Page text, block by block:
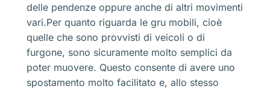
delle pendenze oppure anche di altri movimenti
vari.Per quanto riguarda le gru mobili, cioè
quelle che sono provvisti di veicoli o di
furgone, sono sicuramente molto semplici da
poter muovere. Questo consente di avere uno
spostamento molto facilitato e, allo stesso